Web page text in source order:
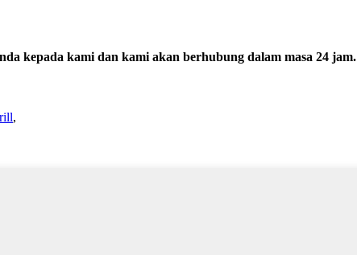
kepada kami dan kami akan berhubung dalam masa 24 jam.
,